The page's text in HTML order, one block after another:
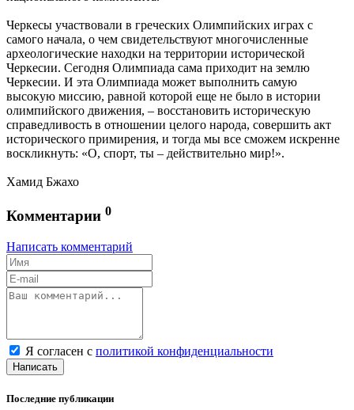
Черкесы участвовали в греческих Олимпийских играх с
самого начала, о чем свидетельствуют многочисленные
археологические находки на территории исторической
Черкесии. Сегодня Олимпиада сама приходит на землю
Черкесии. И эта Олимпиада может выполнить самую
высокую миссию, равной которой еще не было в истории
олимпийского движения, – восстановить историческую
справедливость в отношении целого народа, совершить акт
исторического примирения, и тогда мы все сможем искренне
воскликнуть: «О, спорт, ты – действительно мир!».
Хамид Бжахо
Комментарии 0
Написать комментарий
Я согласен с политикой конфиденциальности
Написать
Последние публикации